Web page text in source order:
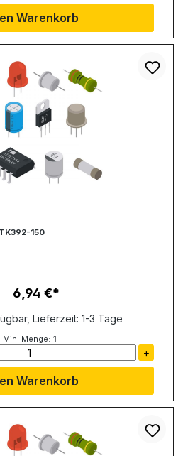
Warenkorb
150
Regulärer Preis:
6,94 €
Lieferzeit: 1-3 Tage
Min. Menge: 1
+
Warenkorb